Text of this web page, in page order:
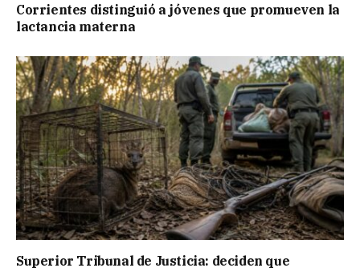
Corrientes distinguió a jóvenes que promueven la
lactancia materna
Superior Tribunal de Justicia: deciden que